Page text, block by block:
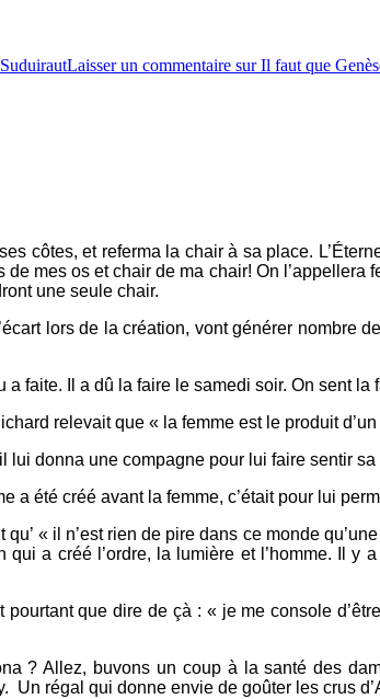
SuduirautLaisser un commentaire sur Il faut que
côtes, et referma la chair à sa place.
mes os et chair de ma chair! On l’appellera
une seule chair.
lors de la création, vont générer nombre
faite. Il a dû la faire le samedi soir. On sent la
relevait que « la femme est le produit
lui donna une compagne pour lui faire sentir
a été créé avant la femme, c’était pour lui
qu’ « il n’est rien de pire dans ce monde
qui a créé l’ordre, la lumière et l’homme. Il y
que dire de çà : « je me console
? Allez, buvons un coup à la santé des
Un régal qui donne envie de goûter les crus